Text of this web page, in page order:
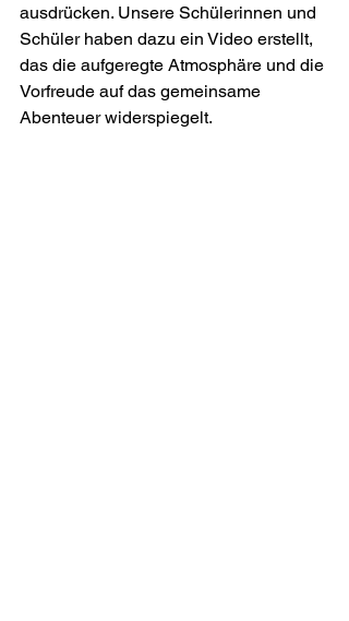
ausdrücken. Unsere Schülerinnen und
Schüler haben dazu ein Video erstellt,
das die aufgeregte Atmosphäre und die
Vorfreude auf das gemeinsame
Abenteuer widerspiegelt.